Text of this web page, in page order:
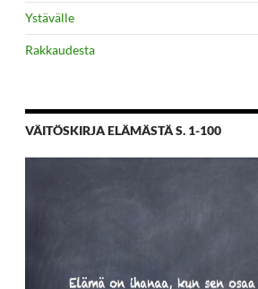
Ystävälle
Rakkaudesta
VÄITÖSKIRJA ELÄMÄSTÄ S. 1-100